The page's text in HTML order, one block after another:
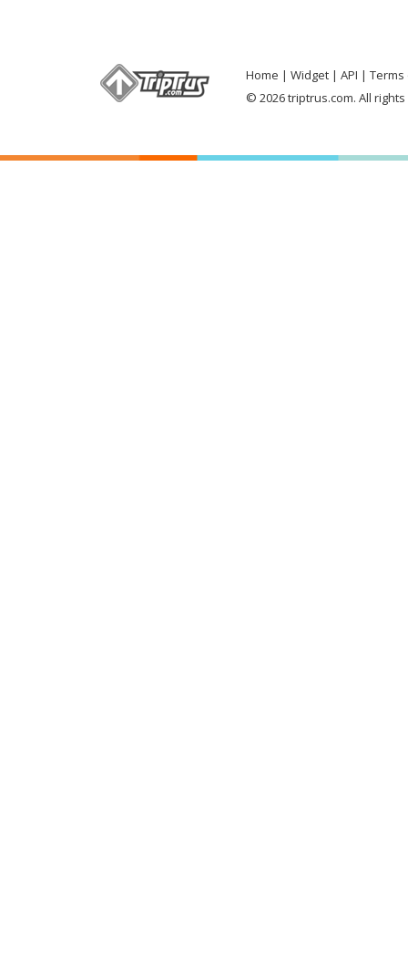
Home Widget API
Terms
© 2026 triptrus.com. All